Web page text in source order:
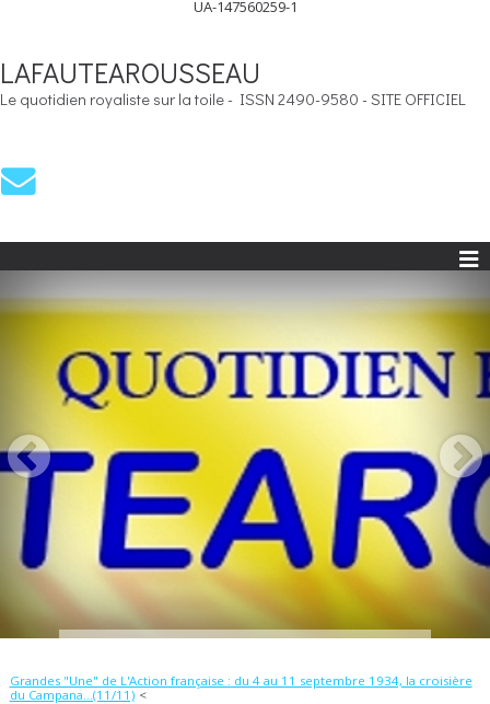
UA-147560259-1
LAFAUTEAROUSSEAU
Le quotidien royaliste sur la toile - ISSN 2490-9580 - SITE OFFICIEL
Grandes "Une" de L'Action française : du 4 au 11 septembre 1934, la croisière
du Campana...(11/11)